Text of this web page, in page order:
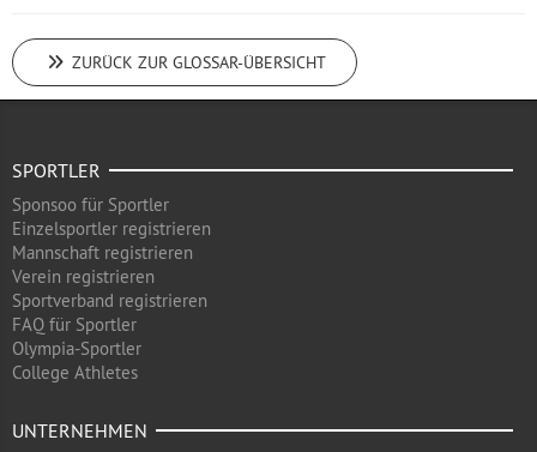
ZURÜCK ZUR GLOSSAR-ÜBERSICHT
SPORTLER
Sponsoo für Sportler
Einzelsportler registrieren
Mannschaft registrieren
Verein registrieren
Sportverband registrieren
FAQ für Sportler
Olympia-Sportler
College Athletes
UNTERNEHMEN